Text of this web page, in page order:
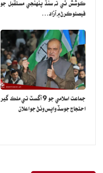
ڪوشش ٿي ته سنڌ پنهنجي مستقبل جو
فيصلو ڪرڻ ۾ آزاد…
جماعت اسلامي جو 9 آگسٽ تي ملڪ گير
احتجاج جو سڏ واپس وٺڻ جو اعلان